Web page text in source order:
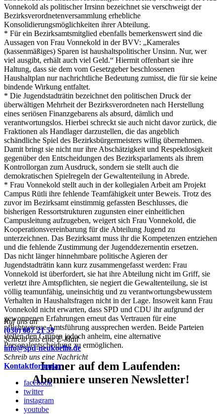
Vonnekold als politischer Irrsinn bezeichnet sie verschweigt der
Bezirksverordnetenversammlung erhebliche
Konsolidierungsmöglichkeiten ihrer Abteilung.
* Für ein Bezirksamtsmitglied ebenfalls bemerkenswert sind die
Aussagen von Frau Vonnekold in der BVV: „Kamerales
(kassenmäßiges) Sparen ist haushaltspolitischer Unsinn. Nur, wer
viel ausgibt, erhält auch viel Geld.“ Hiermit offenbart sie ihre
Haltung, dass sie dem vom Gesetzgeber beschlossenen
Haushaltplan nur nachrichtliche Bedeutung zumisst, die für sie keine
bindende Wirkung entfaltet.
* Die Jugendstadträtin bezeichnet den politischen Druck der
überwältigen Mehrheit der Bezirksverordneten nach Herstellung
eines seriösen Finanzgebarens als absurd, dämlich und
verantwortungslos. Hierbei schreckt sie auch nicht davor zurück, die
Fraktionen als Handlager darzustellen, die das angeblich
schändliche Spiel des Bezirksbürgermeisters willig übernehmen.
Damit bringt sie nicht nur ihre Abschätzigkeit und Respektlosigkeit
gegenüber den Entscheidungen des Bezirksparlaments als ihrem
Kontrollorgan zum Ausdruck, sondern sie stellt auch die
demokratischen Spielregeln der Gewaltenteilung in Abrede.
* Frau Vonnekold stellt auch in der kollegialen Arbeit am Projekt
Campus Rütli ihre fehlende Teamfähigkeit unter Beweis. Trotz des
zuvor im Bezirksamt einstimmig gefassten Beschlusses, die
bisherigen Ressortstrukturen zugunsten einer einheitlichen
Campusleitung aufzugeben, weigert sich Frau Vonnekold, die
Kooperationsvereinbarung für die Abteilung Jugend zu
unterzeichnen. Das Bezirksamt muss ihr die Kompetenzen entziehen
und die fehlende Zustimmung der Jugenddezernentin ersetzen.
Das nicht länger hinnehmbare politische Agieren der
Jugendstadträtin kann kurz zusammengefasst werden: Frau
Vonnekold ist überfordert, sie hat ihre Abteilung nicht im Griff, sie
verletzt ihre Amtspflichten, sie negiert die Gewaltenteilung, sie ist
völlig teamunfähig, uneinsichtig und zu verantwortungsbewusstem
Verhalten in Haushaltsfragen nicht in der Lage. Insoweit kann Frau
Vonnekold nicht erwarten, dass SPD und CDU ihr aufgrund der
gewonnenen Erfahrungen erneut das Vertrauen für eine
pflichtgetreue Amtsführung aussprechen werden. Beide Parteien
stellen den Grünen jedoch anheim, eine alternative
Personalentscheidung zu ermöglichen.
Immer auf dem Laufenden:
Abonniere unseren Newsletter!
Ruf uns an
(030) 687 21 59
Schreib uns eine E-Mail
info@spd-neukoelln.de
Schreib uns eine Nachricht
Kontaktformular
facebook
twitter
instagram
youtube